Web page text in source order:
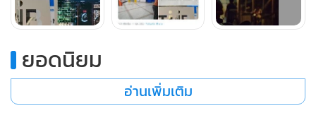
ที่กระทรวงสาธารณสุข รายงานว่า ตรวจพบผู้ป่วยยืนยันโรคติด
เชื้อโควิด 19 รวม 2 ราย ที่ปฏิบัติงาน ณ ท่าอากาศยาน
สุวรรณภูมินั้น แม้ว่าจะไม่ใช่พนักงานธนาคารกสิกรไทย และใน
ปัจจุบันยังไม่พบพนักงานของธนาคารติดเชื้อโรคโควิด-19 แต่
ธนาคารถือว่าการปฏิบัติตามมาตรการสาธารณสุขในภาวะแพร่
ยอดนิยม
อ่านเพิ่มเติม